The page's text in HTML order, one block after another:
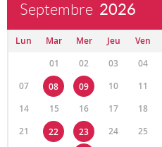
Septembre 2026
Lun Mar Mer Jeu Ven
01
02 03 04
07
08 09 10 11
14
15 16 17 18
21
22 23 24 25